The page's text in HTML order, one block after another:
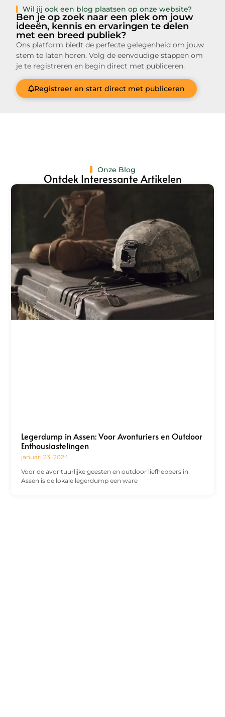
Wil jij ook een blog plaatsen op onze website?
Ben je op zoek naar een plek om jouw
ideeën, kennis en ervaringen te delen
met een breed publiek?
Ons platform biedt de perfecte gelegenheid om jouw
stem te laten horen. Volg de eenvoudige stappen om
je te registreren en begin direct met publiceren.
Registreer en start direct met publiceren
Onze Blog
Ontdek Interessante Artikelen
Legerdump in Assen: Voor Avonturiers en Outdoor
Enthousiastelingen
januari 23, 2024
Voor de avontuurlijke geesten en outdoor liefhebbers in
Assen is de lokale legerdump een ware